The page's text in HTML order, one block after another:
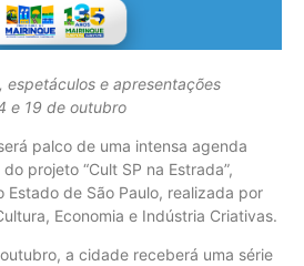
espetáculos e apresentações
e 19 de outubro
palco de uma intensa agenda
projeto “Cult SP na Estrada”,
Estado de São Paulo, realizada por
Economia e Indústria Criativas.
a cidade receberá uma série